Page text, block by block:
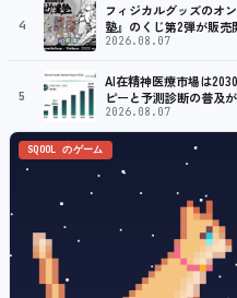
4
フィジカルグッズのオ
塾』のくじ第2弾が販売
2026.08.07
5
AI在精神医療市場は
ピーと予測診断の普及
2026.08.07
SQOOL のゲーム